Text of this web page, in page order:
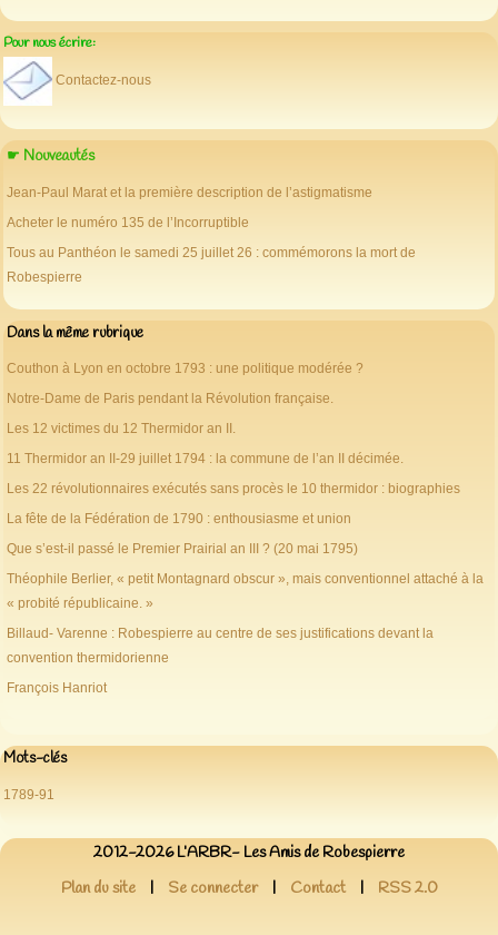
Pour nous écrire:
Contactez-nous
☛ Nouveautés
Jean-Paul Marat et la première description de l’astigmatisme
Acheter le numéro 135 de l’Incorruptible
Tous au Panthéon le samedi 25 juillet 26 : commémorons la mort de
Robespierre
Dans la même rubrique
Couthon à Lyon en octobre 1793 : une politique modérée ?
Notre-Dame de Paris pendant la Révolution française.
Les 12 victimes du 12 Thermidor an II.
11 Thermidor an II-29 juillet 1794 : la commune de l’an II décimée.
Les 22 révolutionnaires exécutés sans procès le 10 thermidor : biographies
La fête de la Fédération de 1790 : enthousiasme et union
Que s’est-il passé le Premier Prairial an III ? (20 mai 1795)
Théophile Berlier, « petit Montagnard obscur », mais conventionnel attaché à la
« probité républicaine. »
Billaud- Varenne : Robespierre au centre de ses justifications devant la
convention thermidorienne
François Hanriot
Mots-clés
1789-91
2012-2026 L’ARBR- Les Amis de Robespierre
Plan du site
| Se connecter | Contact | RSS 2.0